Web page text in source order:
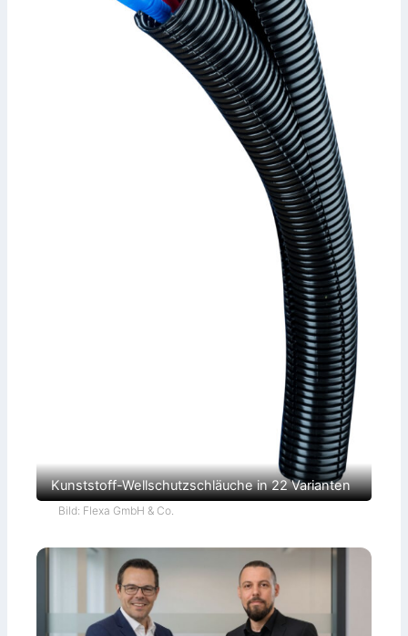
Kunststoff-Wellschutzschläuche in 22 Varianten
Bild: Flexa GmbH & Co.